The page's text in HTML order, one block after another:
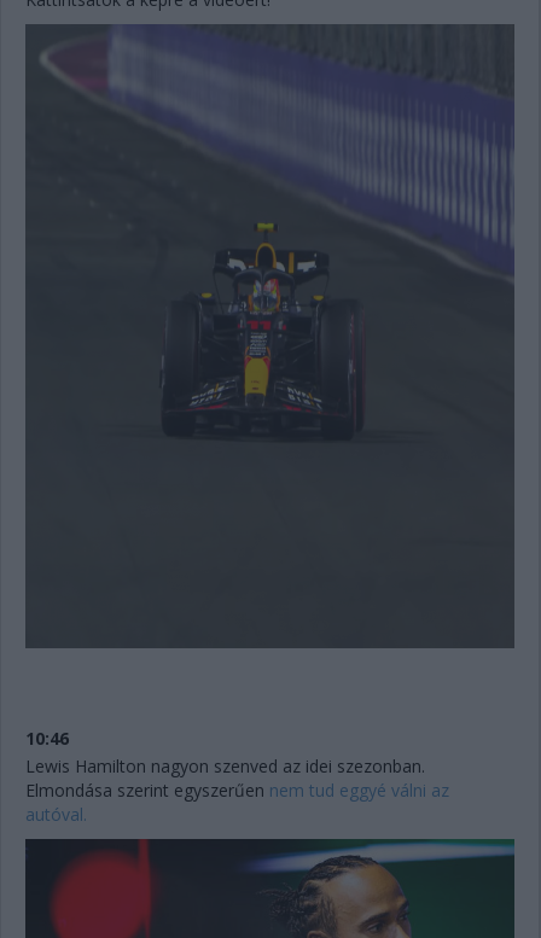
10:46
Lewis Hamilton nagyon szenved az idei szezonban.
Elmondása szerint egyszerűen nem tud eggyé válni az
autóval.